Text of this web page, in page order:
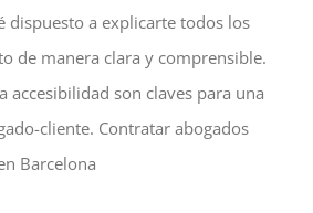
dispuesto a explicarte todos los
de manera clara y comprensible.
accesibilidad son claves para una
cliente. Contratar abogados
Barcelona